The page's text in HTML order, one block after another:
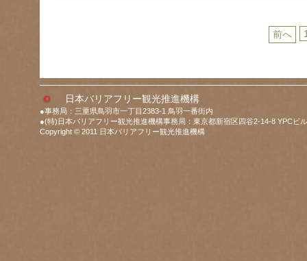
前へ
日本バリアフリー観光推進機構
●事務局：三重県鳥羽市一丁目2383-1 鳥羽一番街内
●(特)日本バリアフリー観光推進機構事務局：東京都新宿区四谷2-14-8 YPCビ
Copyright © 2011 日本バリアフリー観光推進機構